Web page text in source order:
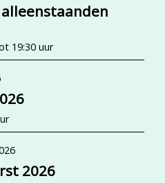
19:30 uur
2026